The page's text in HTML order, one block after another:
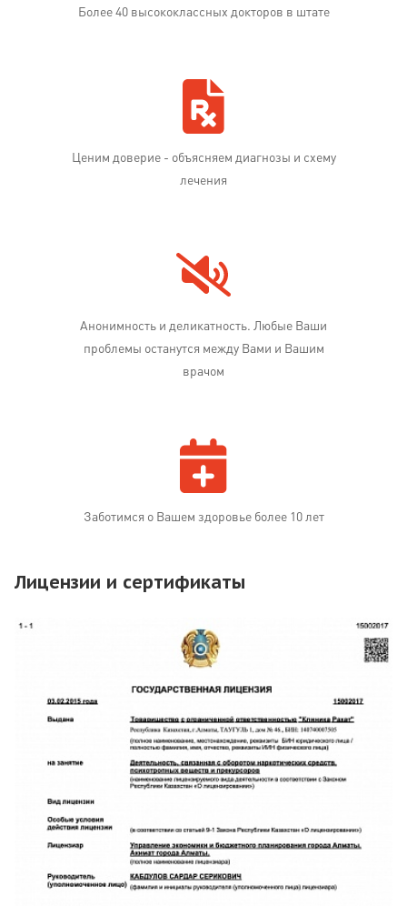
Более 40 высококлассных докторов в штате
Ценим доверие - объясняем диагнозы и схему
лечения
Анонимность и деликатность. Любые Ваши
проблемы останутся между Вами и Вашим
врачом
Заботимся о Вашем здоровье более 10 лет
Лицензии и сертификаты